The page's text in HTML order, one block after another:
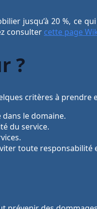
jusqu’à 20 %, ce
consulter cette page
?
critères à prendre
dans le domaine.
du service.
toute responsabilité